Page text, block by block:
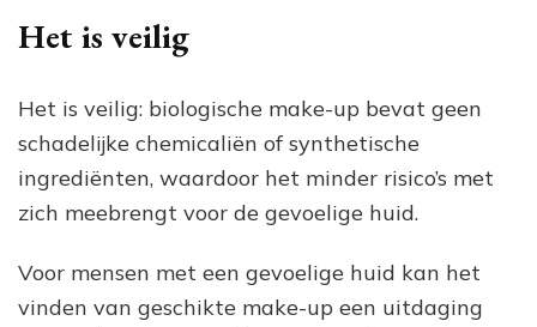
Het is veilig
Het is veilig: biologische make-up bevat geen
schadelijke chemicaliën of synthetische
ingrediënten, waardoor het minder risico’s met
zich meebrengt voor de gevoelige huid.
Voor mensen met een gevoelige huid kan het
vinden van geschikte make-up een uitdaging